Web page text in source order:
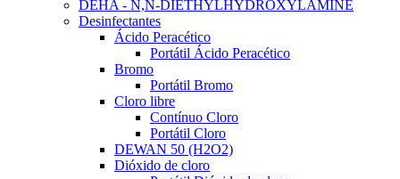
DEHA - N,N-DIETHYLHYDROXYLAMINE
Desinfectantes
Ácido Peracético
Portátil Ácido Peracético
Bromo
Portátil Bromo
Cloro libre
Contínuo Cloro
Portátil Cloro
DEWAN 50 (H2O2)
Dióxido de cloro